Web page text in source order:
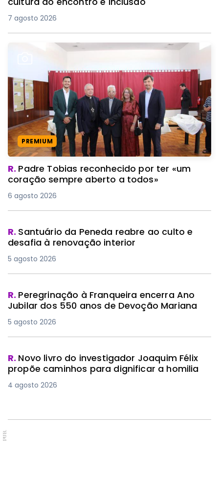
7 agosto 2026
PREMIUM
R. Padre Tobias reconhecido por ter «um
coração sempre aberto a todos»
6 agosto 2026
R. Santuário da Peneda reabre ao culto e
desafia à renovação interior
5 agosto 2026
R. Peregrinação à Franqueira encerra Ano
Jubilar dos 550 anos de Devoção Mariana
5 agosto 2026
R. Novo livro do investigador Joaquim Félix
propõe caminhos para dignificar a homilia
4 agosto 2026
PUB.